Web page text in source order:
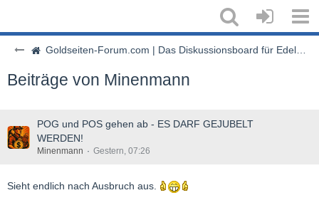
Goldseiten-Forum.com | Das Diskussionsboard für Edelmetalle & Rohstoffe
Beiträge von Minenmann
POG und POS gehen ab - ES DARF GEJUBELT
WERDEN!
Minenmann Gestern, 07:26
Sieht endlich nach Ausbruch aus.